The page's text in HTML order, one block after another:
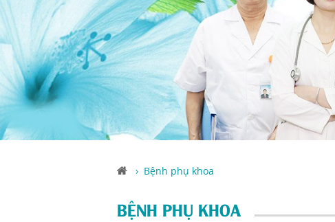
› Bệnh phụ khoa
BỆNH PHỤ KHOA